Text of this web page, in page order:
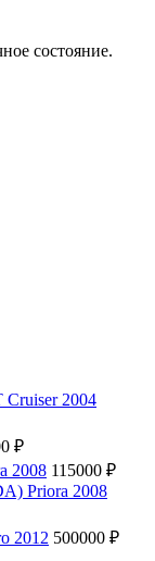
состояние.
Cruiser 2004
₽
2008 115000 ₽
Priora 2008
2012 500000 ₽